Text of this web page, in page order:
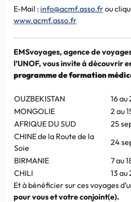
E-Mail : info@acmf.asso.frou
www.acmf.asso.fr
EMSvoyages, agence de
l’UNOF, vous invite à découvrir
programme de formation
OUZBEKISTAN
16 au
MONGOLIE
2 au
AFRIQUE DU SUD
25
CHINE de la Route de la
Soie
24
BIRMANIE
7 au
CHILI
13
Et à bénéficier sur ces voyages
pour vous et votre conjoint(e).